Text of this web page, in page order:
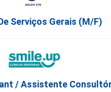
Serviços Gerais (m/f)
/ Assistente